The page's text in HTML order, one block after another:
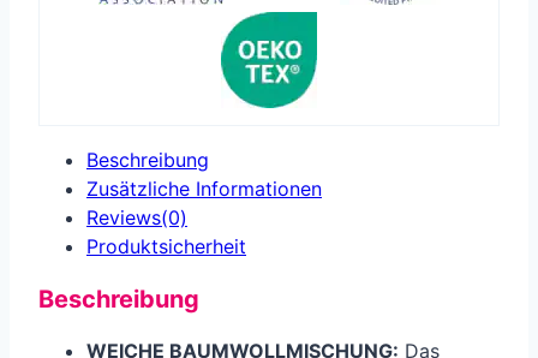
Beschreibung
Zusätzliche Informationen
Reviews(0)
Produkt­sicherheit
Beschreibung
WEICHE BAUMWOLLMISCHUNG: Das